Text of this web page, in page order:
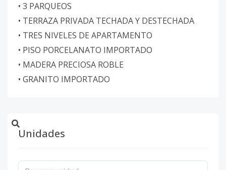
• 3 PARQUEOS
• TERRAZA PRIVADA TECHADA Y DESTECHADA
• TRES NIVELES DE APARTAMENTO
• PISO PORCELANATO IMPORTADO
• MADERA PRECIOSA ROBLE
• GRANITO IMPORTADO
Unidades